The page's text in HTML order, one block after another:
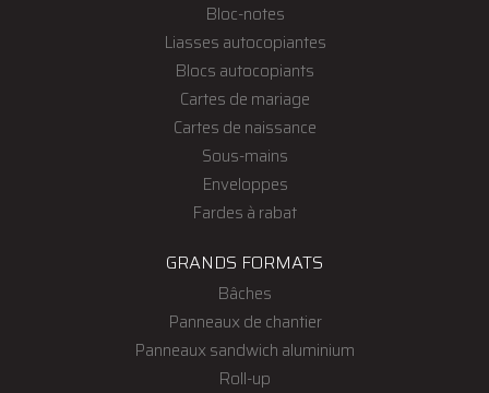
Bloc-notes
Liasses autocopiantes
Blocs autocopiants
Cartes de mariage
Cartes de naissance
Sous-mains
Enveloppes
Fardes à rabat
GRANDS FORMATS
Bâches
Panneaux de chantier
Panneaux sandwich aluminium
Roll-up